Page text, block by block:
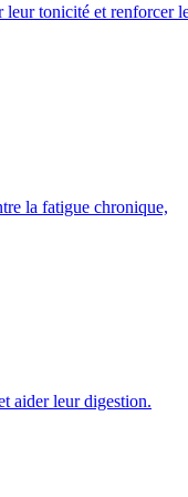
tonicité et renforcer
la fatigue chronique,
aider leur digestion.